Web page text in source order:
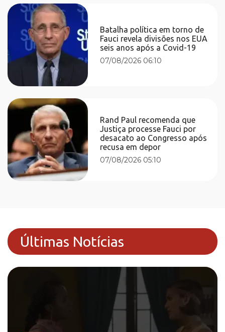
Batalha política em torno de
Fauci revela divisões nos EUA
seis anos após a Covid-19
07/08/2026 06:10
Rand Paul recomenda que
Justiça processe Fauci por
desacato ao Congresso após
recusa em depor
07/08/2026 05:10
Últimas Notícias